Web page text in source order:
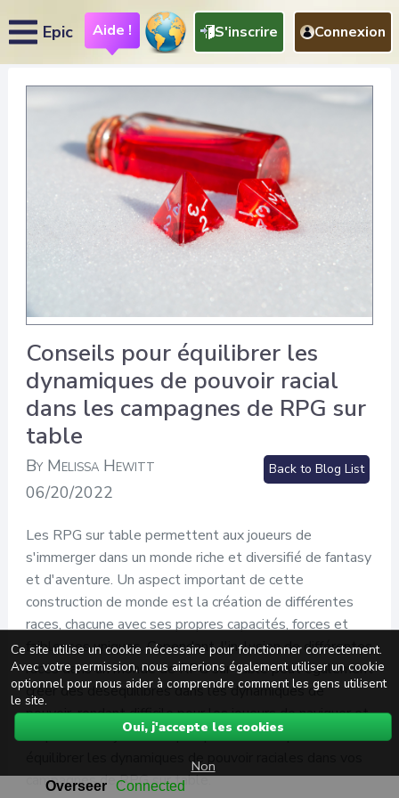
Epic Aide ! S'inscrire Connexion
Conseils pour équilibrer les
dynamiques de pouvoir racial
dans les campagnes de RPG sur
table
By Melissa Hewitt
06/20/2022
Back to Blog List
Les RPG sur table permettent aux joueurs de
s'immerger dans un monde riche et diversifié de fantasy
et d'aventure. Un aspect important de cette
construction de monde est la création de différentes
races, chacune avec ses propres capacités, forces et
faiblesses uniques. Cependant, l'inclusion de différentes
races dans un monde de RPG sur table peut également
créer des déséquilibres dans les dynamiques de
pouvoir, rendant difficile pour les joueurs de naviguer et
de profiter du jeu. Voici quelques conseils pour
équilibrer les dynamiques de pouvoir raciales dans vos
campagnes de RPG sur table.
Ce site utilise un cookie nécessaire pour fonctionner correctement.
Avec votre permission, nous aimerions également utiliser un cookie
optionnel pour nous aider à comprendre comment les gens utilisent
le site.
Oui, j'accepte les cookies
Non